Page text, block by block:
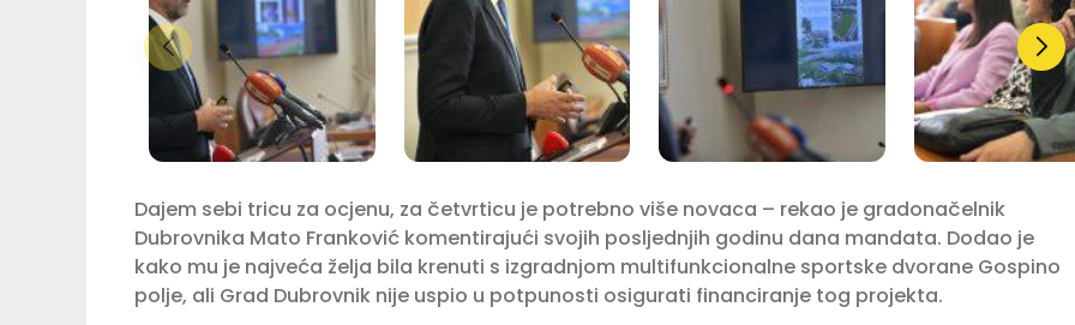
Dajem sebi tricu za ocjenu, za četvrticu je potrebno više novaca – rekao je gradonačelnik
Dubrovnika Mato Franković komentirajući svojih posljednjih godinu dana mandata. Dodao je
kako mu je najveća želja bila krenuti s izgradnjom multifunkcionalne sportske dvorane Gospino
polje, ali Grad Dubrovnik nije uspio u potpunosti osigurati financiranje tog projekta.